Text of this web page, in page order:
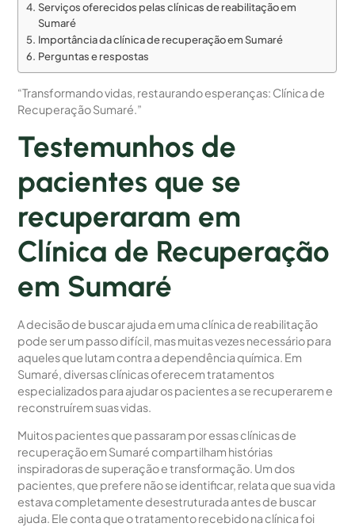
Serviços oferecidos pelas clínicas de reabilitação em
Sumaré
Importância da clínica de recuperação em Sumaré
Perguntas e respostas
“Transformando vidas, restaurando esperanças: Clínica de
Recuperação Sumaré.”
Testemunhos de
pacientes que se
recuperaram em
Clínica de Recuperação
em Sumaré
A decisão de buscar ajuda em uma clínica de reabilitação
pode ser um passo difícil, mas muitas vezes necessário para
aqueles que lutam contra a dependência química. Em
Sumaré, diversas clínicas oferecem tratamentos
especializados para ajudar os pacientes a se recuperarem e
reconstruírem suas vidas.
Muitos pacientes que passaram por essas clínicas de
recuperação em Sumaré compartilham histórias
inspiradoras de superação e transformação. Um dos
pacientes, que prefere não se identificar, relata que sua vida
estava completamente desestruturada antes de buscar
ajuda. Ele conta que o tratamento recebido na clínica foi